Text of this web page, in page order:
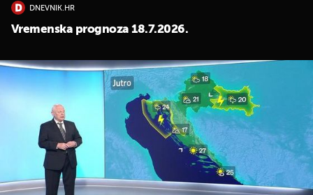
DNEVNIK.HR
Vremenska prognoza 18.7.2026.